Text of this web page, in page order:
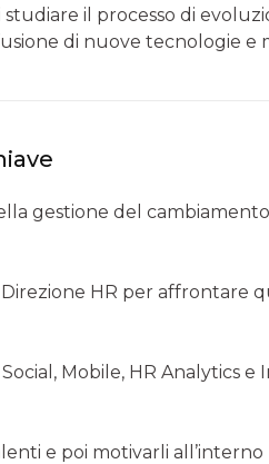
il processo di
di nuove tecnologie e
gestione del
HR per affrontare
Mobile, HR Analytics e
e poi motivarli all’interno